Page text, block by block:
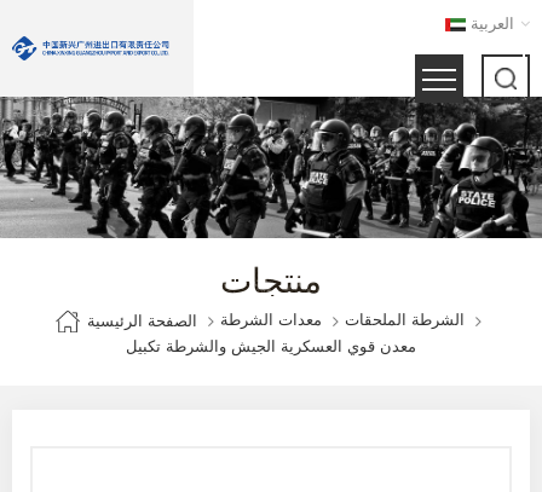
العربية
منتجات
الصفحة الرئيسية معدات الشرطة
الشرطة الملحقات
معدن قوي العسكرية الجيش والشرطة تكبيل